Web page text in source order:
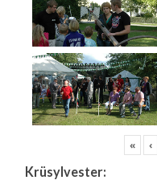
« ‹
Krüsylvester: